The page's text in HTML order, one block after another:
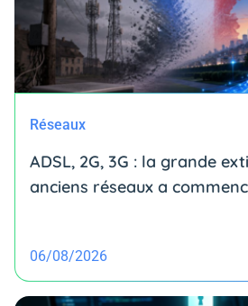
Réseaux
ADSL, 2G, 3G : la grande
anciens réseaux a
06/08/2026